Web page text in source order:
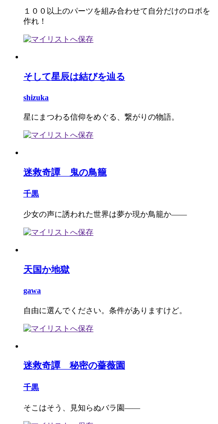
１００以上のパーツを組み合わせて自分だけのロボを
作れ！
そして星辰は結びを辿る
shizuka
星にまつわる信仰をめぐる、繋がりの物語。
迷救奇譚 鬼の鳥籠
千黒
少女の声に誘われた世界は夢か現か鳥籠か――
天国か地獄
gawa
自由に選んでください。条件がありますけど。
迷救奇譚 秘密の薔薇園
千黒
そこはそう、見知らぬバラ園――